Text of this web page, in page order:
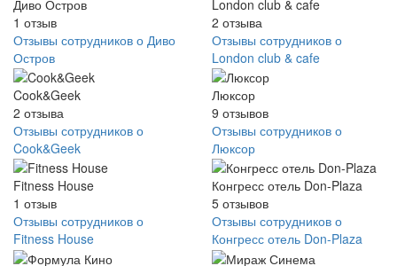
Диво Остров
1 отзыв
Отзывы сотрудников о Диво
Остров
London club & cafe
2 отзыва
Отзывы сотрудников о
London club & cafe
Cook&Geek
2 отзыва
Отзывы сотрудников о
Cook&Geek
Люксор
9 отзывов
Отзывы сотрудников о
Люксор
Fitness House
1 отзыв
Отзывы сотрудников о
Fitness House
Конгресс отель Don-Plaza
5 отзывов
Отзывы сотрудников о
Конгресс отель Don-Plaza